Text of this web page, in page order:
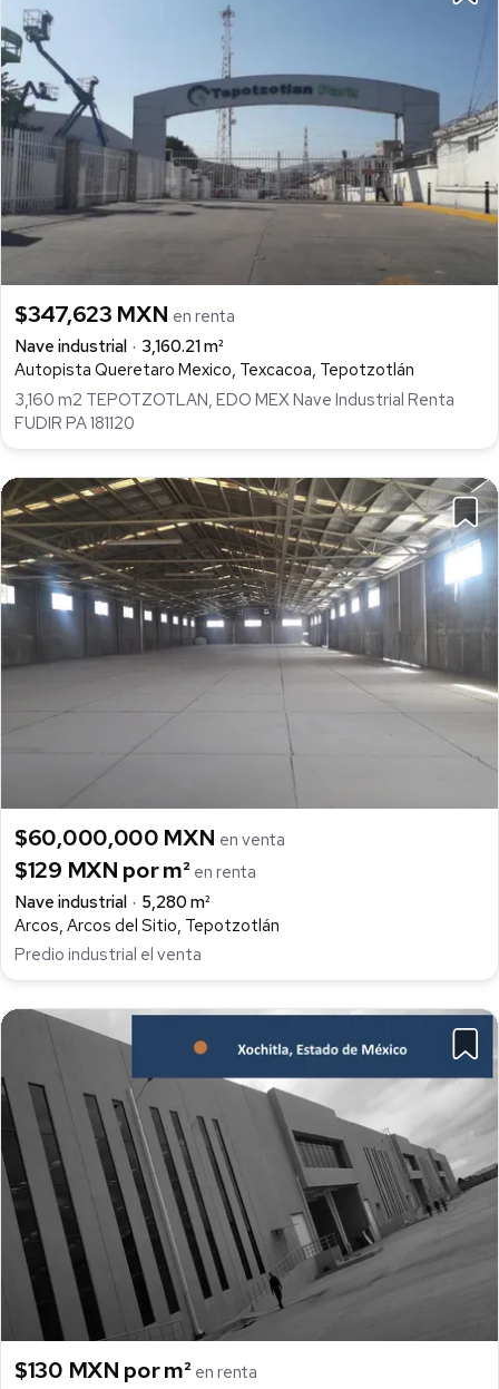
$347,623 MXN en renta
Nave industrial
3,160.21 m²
Autopista Queretaro Mexico, Texcacoa, Tepotzotlán
3,160 m2 TEPOTZOTLAN, EDO MEX Nave Industrial Renta
FUDIR PA 181120
$60,000,000 MXN en venta
$129 MXN por m² en renta
Nave industrial
5,280 m²
Arcos, Arcos del Sitio, Tepotzotlán
Predio industrial el venta
$130 MXN por m² en renta